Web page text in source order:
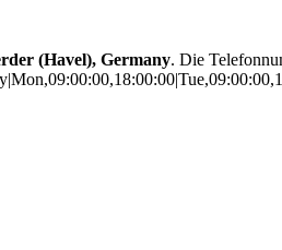
(Havel), Germany. Die